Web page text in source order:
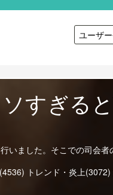
ユーザ
すぎる
いました。そこでの司会
トレンド・炎上(3072)